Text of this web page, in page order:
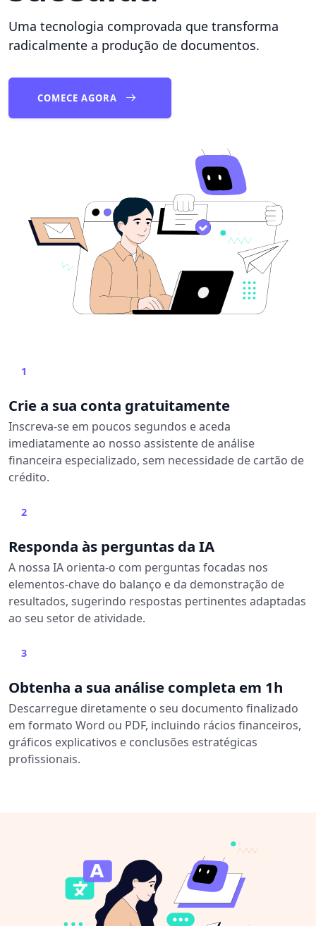
Uma tecnologia comprovada que transforma
radicalmente a produção de documentos.
COMECE AGORA
1
Crie a sua conta gratuitamente
Inscreva-se em poucos segundos e aceda
imediatamente ao nosso assistente de análise
financeira especializado, sem necessidade de cartão de
crédito.
2
Responda às perguntas da IA
A nossa IA orienta-o com perguntas focadas nos
elementos-chave do balanço e da demonstração de
resultados, sugerindo respostas pertinentes adaptadas
ao seu setor de atividade.
3
Obtenha a sua análise completa em 1h
Descarregue diretamente o seu documento finalizado
em formato Word ou PDF, incluindo rácios financeiros,
gráficos explicativos e conclusões estratégicas
profissionais.